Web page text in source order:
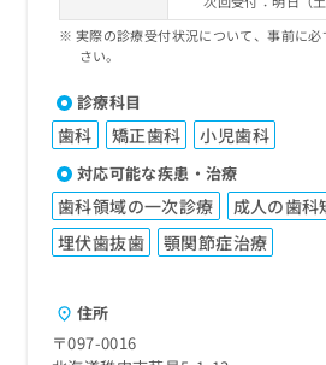
実際の診療受付状況について、事前に
さい。
診療科目
歯科 矯正歯科 小児歯科
対応可能な疾患・治療
歯科領域の一次診療
成人の歯科
埋伏歯抜歯
顎関節症治療
住所
〒097-0016